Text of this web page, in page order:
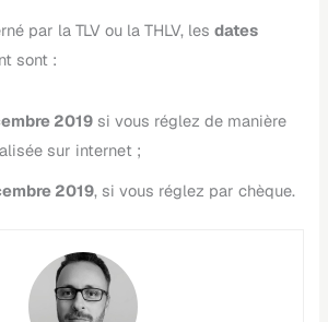
par la TLV ou la THLV, lesdates
sont :
2019 si vous réglez de manière
sur internet ;
2019, si vous réglez par chèque.